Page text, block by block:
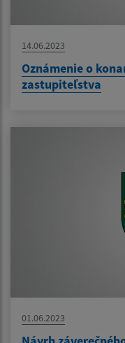
14.06.2023
Oznámenie o
zastupiteľstva
01.06.2023